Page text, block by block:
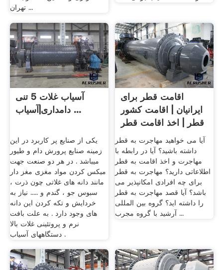
تهران ...
آسیاب غلات 5 تنی
دامداری|آسیاب ...
یکی از صنایع پر کاربرد در این
زمینه صنایع پرورش دام و طیور
میباشد . در هر دو صنعت جهت
میکس کردن مواد مغزی مغز دار
مانند دانه های غلاتی چون ذرت ،
سبوس جو ، گندم و ..... نیاز به
خردایش و تکه کردن این دانه
های وجود دارد . به علت بافت
نرم و پروتئینی غلات بالا
دستگاههای آسیاب .
اقامت قطر برای
ایرانیان | اقامت کشور
قطر | اخذ اقامت قطر
...
آیا می خواهید مهاجرت به قطر
داشته باشید؟ آیا در رابطه با
مهاجرت و اخذ اقامت به قطر
اطلاعاتی دارید؟ مهاجرت به قطر
برای چه افرادی امکانپذیر می
باشد؟ آیا قصد مهاجرت به قطر
را داشته اید؟ گروه بین المللی
آرشید با گروه مجرب ...